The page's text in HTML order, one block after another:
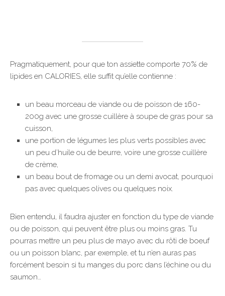
Pragmatiquement, pour que ton assiette comporte 70% de
lipides en CALORIES, elle suffit qu’elle contienne :
un beau morceau de viande ou de poisson de 160-
200g avec une grosse cuillère à soupe de gras pour sa
cuisson,
une portion de légumes les plus verts possibles avec
un peu d’huile ou de beurre, voire une grosse cuillère
de crème,
un beau bout de fromage ou un demi avocat, pourquoi
pas avec quelques olives ou quelques noix.
Bien entendu, il faudra ajuster en fonction du type de viande
ou de poisson, qui peuvent être plus ou moins gras. Tu
pourras mettre un peu plus de mayo avec du rôti de boeuf
ou un poisson blanc, par exemple, et tu n’en auras pas
forcément besoin si tu manges du porc dans l’échine ou du
saumon…